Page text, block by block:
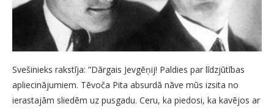
Svešinieks rakstīja: ”Dārgais Jevgēņij! Paldies par līdzjūtības
apliecinājumiem. Tēvoča Pita absurdā nāve mūs izsita no
ierastajām sliedēm uz pusgadu. Ceru, ka piedosi, ka kavējos ar